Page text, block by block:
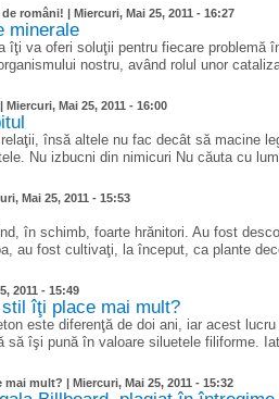
de români! | Miercuri, Mai 25, 2011 - 16:27
minerale
îţi va oferi soluţii pentru fiecare problemă
nostru, având rolul unor
Miercuri, Mai 25, 2011 - 16:00
însă altele nu fac decât să macine
Nu izbucni din nimicuri Nu căuta cu
Mai 25, 2011 - 15:53
în schimb, foarte hrănitori. Au fost
au fost cultivaţi, la început, ca plante
2011 - 15:49
îţi place mai mult?
este diferenţă de doi ani, iar acest
să îşi pună în valoare siluetele filiforme.
mai mult? | Miercuri, Mai 25, 2011 - 15:32